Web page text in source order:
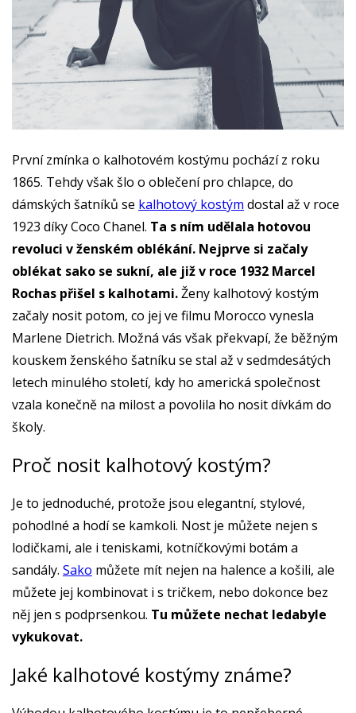
První zmínka o kalhotovém kostýmu pochází z roku
1865. Tehdy však šlo o oblečení pro chlapce, do
dámských šatníků se kalhotový kostým dostal až v roce
1923 díky Coco Chanel. Ta s ním udělala hotovou
revoluci v ženském oblékání. Nejprve si začaly
oblékat sako se sukní, ale již v roce 1932 Marcel
Rochas přišel s kalhotami.Ženy kalhotový kostým
začaly nosit potom, co jej ve filmu Morocco vynesla
Marlene Dietrich. Možná vás však překvapí, že běžným
kouskem ženského šatníku se stal až v sedmdesátých
letech minulého století, kdy ho americká společnost
vzala konečně na milost a povolila ho nosit dívkám do
školy.
Proč nosit kalhotový kostým?
Je to jednoduché, protože jsou elegantní, stylové,
pohodlné a hodí se kamkoli. Nost je můžete nejen s
lodičkami, ale i teniskami, kotníčkovými botám a
sandály. Sako můžete mít nejen na halence a košili, ale
můžete jej kombinovat i s tričkem, nebo dokonce bez
něj jen s podprsenkou. Tu můžete nechat ledabyle
vykukovat.
Jaké kalhotové kostýmy známe?